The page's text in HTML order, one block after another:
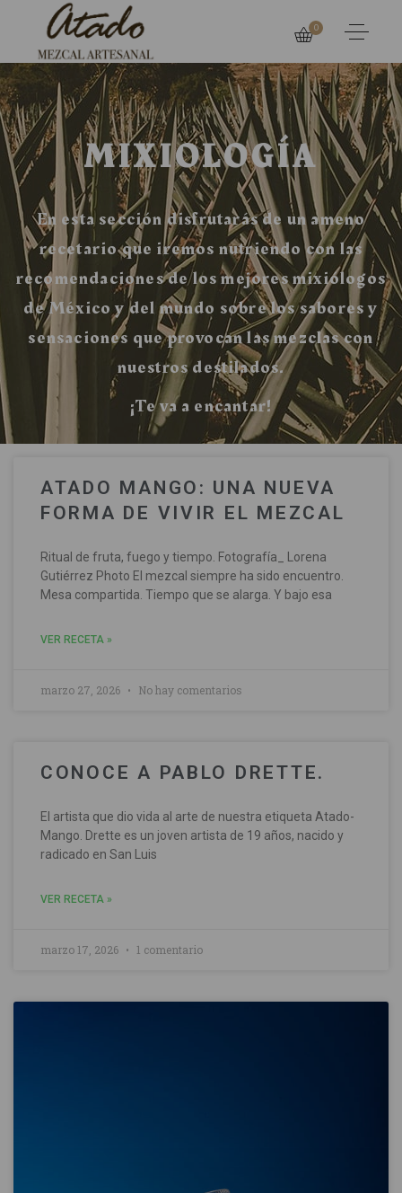
0
MIXIOLOGÍA
En esta sección disfrutarás de un ameno
recetario que iremos nutriendo con las
recomendaciones de los mejores mixiólogos
de México y del mundo sobre los sabores y
sensaciones que provocan las mezclas con
nuestros destilados.
¡Te va a encantar!
ATADO MANGO: UNA NUEVA
FORMA DE VIVIR EL MEZCAL
Ritual de fruta, fuego y tiempo. Fotografía_ Lorena
Gutiérrez Photo El mezcal siempre ha sido encuentro.
Mesa compartida. Tiempo que se alarga. Y bajo esa
VER RECETA »
marzo 27, 2026 No hay comentarios
CONOCE A PABLO DRETTE.
El artista que dio vida al arte de nuestra etiqueta Atado-
Mango. Drette es un joven artista de 19 años, nacido y
radicado en San Luis
VER RECETA »
marzo 17, 2026 1 comentario